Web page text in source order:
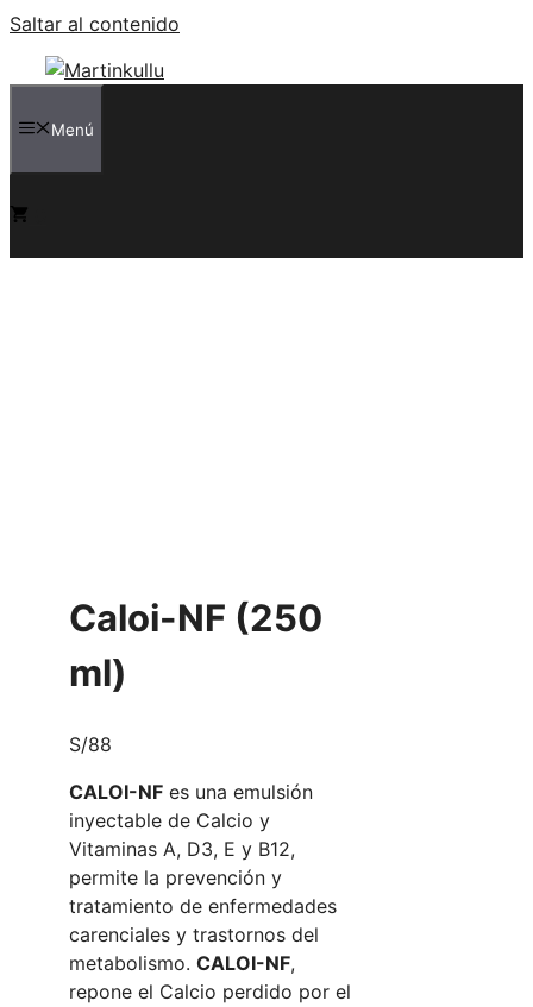
Saltar al contenido
Menú
Caloi-NF (250
ml)
S/88
CALOI-NF es una emulsión
inyectable de Calcio y
Vitaminas A, D3, E y B12,
permite la prevención y
tratamiento de enfermedades
carenciales y trastornos del
metabolismo. CALOI-NF,
repone el Calcio perdido por el